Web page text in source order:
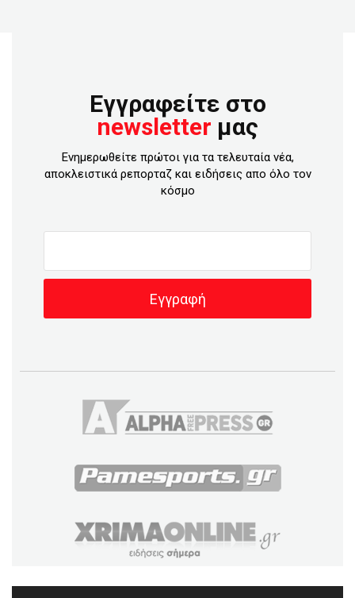
Εγγραφείτε στο
newsletter μας
Ενημερωθείτε πρώτοι για τα τελευταία νέα,
αποκλειστικά ρεπορταζ και ειδήσεις απο όλο τον
κόσμο